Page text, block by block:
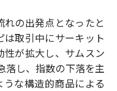
の出発点となったと
取引中にサーキット
性が拡大し、サムスン
落し、指数の下落を主
な構造的商品による